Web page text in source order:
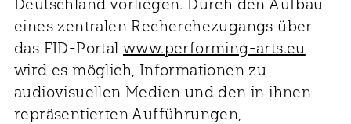
eines zentralen Recherchezugangs über
das FID-Portal www.performing-arts.eu
wird es möglich, Informationen zu
audiovisuellen Medien und den in ihnen
repräsentierten Aufführungen,